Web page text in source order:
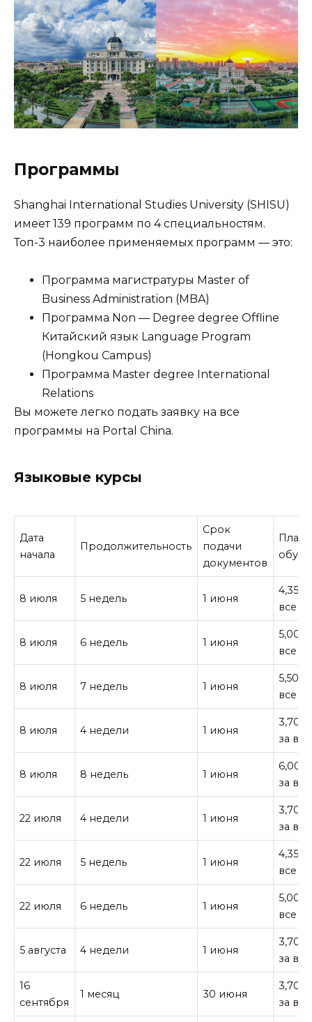
Программы
Shanghai International Studies University (SHISU)
имеет 139 программ по 4 специальностям.
Топ-3 наиболее применяемых программ — это:
Программа магистратуры Master of
Business Administration (MBA)
Программа Non — Degree degree Offline
Китайский язык Language Program
(Hongkou Campus)
Программа Master degree International
Relations
Вы можете легко подать заявку на все
программы на Portal China.
Языковые курсы
Дата
начала
Продолжительность
Срок
подачи
документов
Плата
8 июля 5 недель 1 июня
4,350
все
8 июля 6 недель 1 июня
все
8 июля 7 недель 1 июня
все
8 июля 4 недели 1 июня
3,700
за все
8 июля 8 недель 1 июня
6,000
за все
22 июля 4 недели 1 июня
3,700
за все
22 июля 5 недель 1 июня
4,350
все
22 июля 6 недель 1 июня
все
5 августа 4 недели 1 июня
3,700
за все
16
сентября
1 месяц 30 июня
3,700
за все